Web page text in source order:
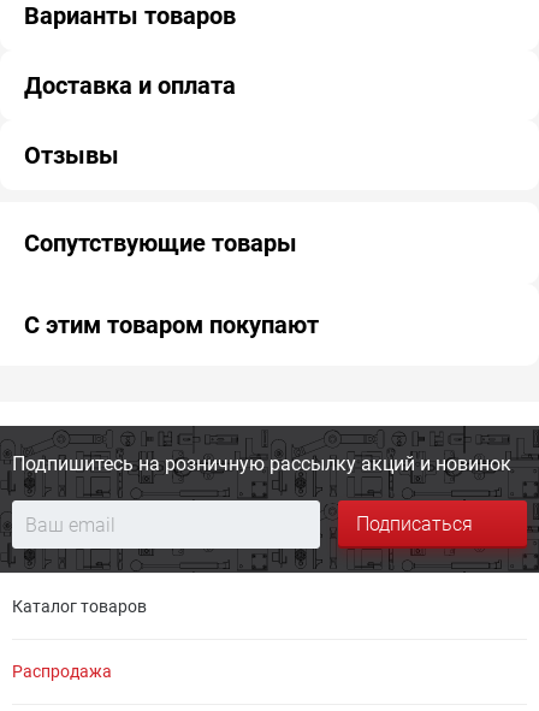
Варианты товаров
Доставка и оплата
Отзывы
Сопутствующие товары
С этим товаром покупают
Подпишитесь на розничную рассылку акций и новинок
Подписаться
Каталог товаров
Распродажа